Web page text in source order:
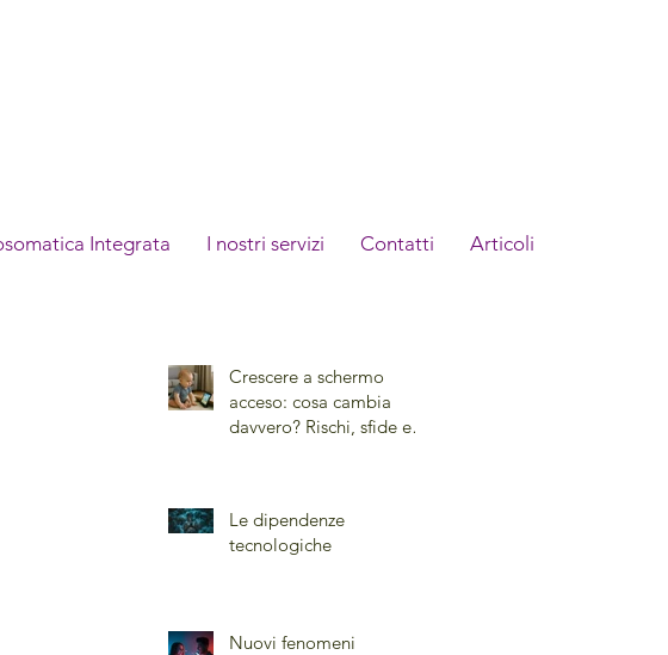
Integrata I nostri servizi Contatti Articoli
Crescere a schermo
acceso: cosa cambia
davvero? Rischi, sfide e
Le dipendenze
tecnologiche
Nuovi fenomeni